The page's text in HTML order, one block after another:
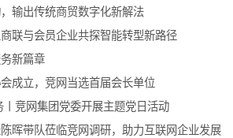
输出传统商贸数字化新解法
联与会员企业共探智能转型新路径
新篇章
成立，竞网当选首届会长单位
竞网集团党委开展主题党日活动
晖带队莅临竞网调研，助力互联网企业发展